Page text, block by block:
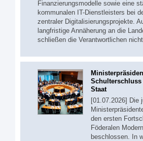
Finanzierungsmodelle sowie eine
kommunalen IT-Dienstleisters bei
zentraler Digitalisierungsprojekte.
langfristige Annäherung an die
schließen die Verantwortlichen
Staat
[01.07.2026] Die
den ersten
Föderalen
beschlossen. In